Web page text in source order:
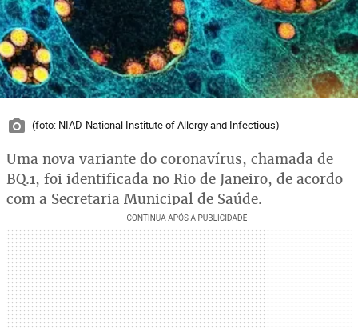
(foto: NIAD-National Institute of Allergy and Infectious)
Uma nova variante do coronavírus, chamada de
BQ.1, foi identificada no Rio de Janeiro, de acordo
com a Secretaria Municipal de Saúde.